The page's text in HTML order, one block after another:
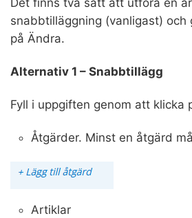
Det finns två sätt att utföra en
snabbtilläggning (vanligast) och
på Ändra.
Alternativ 1 – Snabbtillägg
Fyll i uppgiften genom att klicka
Åtgärder. Minst en åtgärd
Artiklar